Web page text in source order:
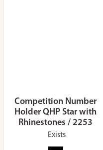
Competition Number
Holder QHP Star with
Rhinestones / 2253
Exists